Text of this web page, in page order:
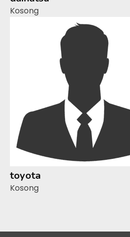
Kosong
toyota
Kosong